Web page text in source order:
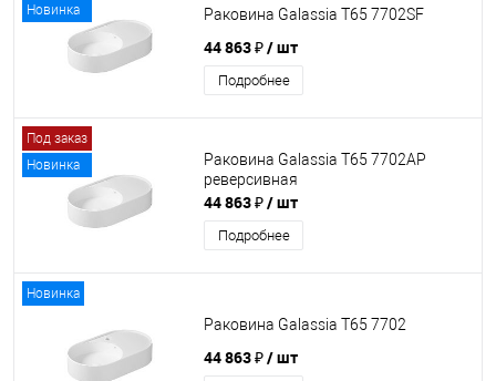
Новинка
Раковина Galassia T65 7702SF
44 863 ₽/ шт
Подробнее
Под заказ
Новинка
Раковина Galassia T65 7702AP
реверсивная
44 863 ₽/ шт
Подробнее
Новинка
Раковина Galassia T65 7702
44 863 ₽/ шт